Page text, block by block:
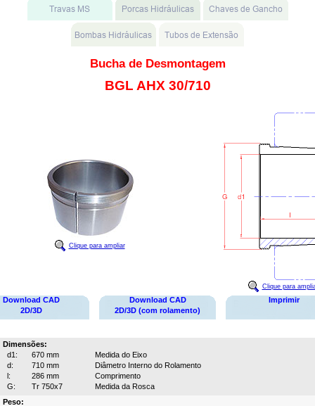
Bucha de Desmontagem
BGL AHX 30/710
Clique para ampliar
Clique para
Download CAD
2D/3D
Download CAD
2D/3D (com rolamento)
Imprimir
Dimensões:
d1:
670 mm
Medida do Eixo
d:
710 mm
Diâmetro Interno do Rolamento
l:
286 mm
Comprimento
G:
Tr 750x7
Medida da Rosca
Peso: